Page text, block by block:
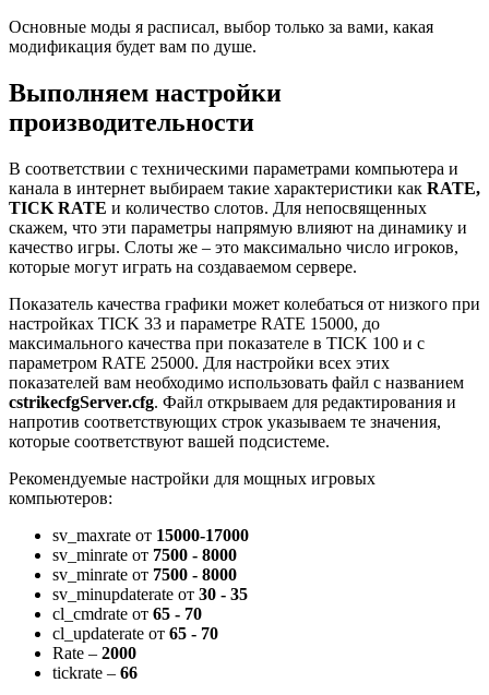
Основные моды я расписал, выбор только за вами, какая
модификация будет вам по душе.
Выполняем настройки
производительности
В соответствии с техническими параметрами компьютера и
канала в интернет выбираем такие характеристики как RATE,
TICK RATE и количество слотов. Для непосвященных
скажем, что эти параметры напрямую влияют на динамику и
качество игры. Слоты же – это максимально число игроков,
которые могут играть на создаваемом сервере.
Показатель качества графики может колебаться от низкого при
настройках TICK 33 и параметре RATE 15000, до
максимального качества при показателе в TICK 100 и с
параметром RATE 25000. Для настройки всех этих
показателей вам необходимо использовать файл с названием
cstrikecfgServer.cfg. Файл открываем для редактирования и
напротив соответствующих строк указываем те значения,
которые соответствуют вашей подсистеме.
Рекомендуемые настройки для мощных игровых
компьютеров:
sv_maxrate от 15000-17000
sv_minrate от 7500 - 8000
sv_minrate от 7500 - 8000
sv_minupdaterate от 30 - 35
cl_cmdrate от 65 - 70
cl_updaterate от 65 - 70
Rate – 2000
tickrate – 66